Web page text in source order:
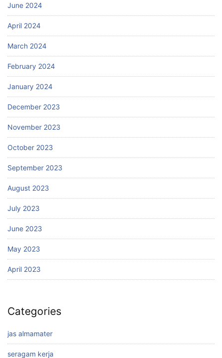
June 2024
April 2024
March 2024
February 2024
January 2024
December 2023
November 2023
October 2023
September 2023
August 2023
July 2023
June 2023
May 2023
April 2023
Categories
jas almamater
seragam kerja